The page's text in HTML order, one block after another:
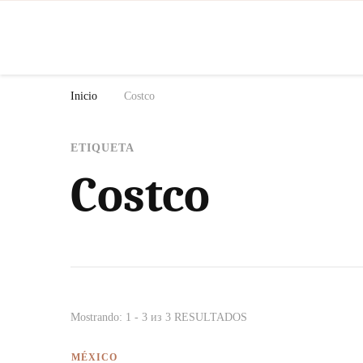
Inicio Costco
ETIQUETA
Costco
Mostrando: 1 - 3 из 3 RESULTADOS
MÉXICO